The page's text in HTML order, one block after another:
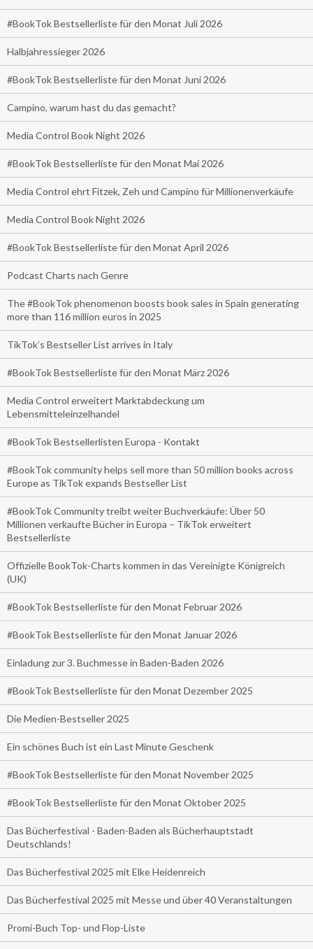
#BookTok Bestsellerliste für den Monat Juli 2026
Halbjahressieger 2026
#BookTok Bestsellerliste für den Monat Juni 2026
Campino, warum hast du das gemacht?
Media Control Book Night 2026
#BookTok Bestsellerliste für den Monat Mai 2026
Media Control ehrt Fitzek, Zeh und Campino für Millionenverkäufe
Media Control Book Night 2026
#BookTok Bestsellerliste für den Monat April 2026
Podcast Charts nach Genre
The #BookTok phenomenon boosts book sales in Spain generating
more than 116 million euros in 2025
TikTok’s Bestseller List arrives in Italy
#BookTok Bestsellerliste für den Monat März 2026
Media Control erweitert Marktabdeckung um
Lebensmitteleinzelhandel
#BookTok Bestsellerlisten Europa - Kontakt
#BookTok community helps sell more than 50 million books across
Europe as TikTok expands Bestseller List
#BookTok Community treibt weiter Buchverkäufe: Über 50
Millionen verkaufte Bücher in Europa – TikTok erweitert
Bestsellerliste
Offizielle BookTok-Charts kommen in das Vereinigte Königreich
(UK)
#BookTok Bestsellerliste für den Monat Februar 2026
#BookTok Bestsellerliste für den Monat Januar 2026
Einladung zur 3. Buchmesse in Baden-Baden 2026
#BookTok Bestsellerliste für den Monat Dezember 2025
Die Medien-Bestseller 2025
Ein schönes Buch ist ein Last Minute Geschenk
#BookTok Bestsellerliste für den Monat November 2025
#BookTok Bestsellerliste für den Monat Oktober 2025
Das Bücherfestival - Baden-Baden als Bücherhauptstadt
Deutschlands!
Das Bücherfestival 2025 mit Elke Heidenreich
Das Bücherfestival 2025 mit Messe und über 40 Veranstaltungen
Promi-Buch Top- und Flop-Liste